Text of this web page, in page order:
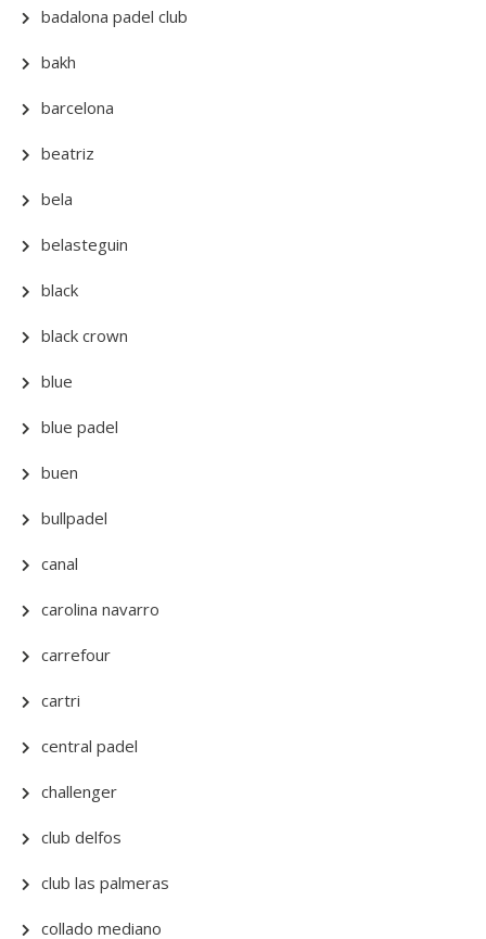
badalona padel club
bakh
barcelona
beatriz
bela
belasteguin
black
black crown
blue
blue padel
buen
bullpadel
canal
carolina navarro
carrefour
cartri
central padel
challenger
club delfos
club las palmeras
collado mediano